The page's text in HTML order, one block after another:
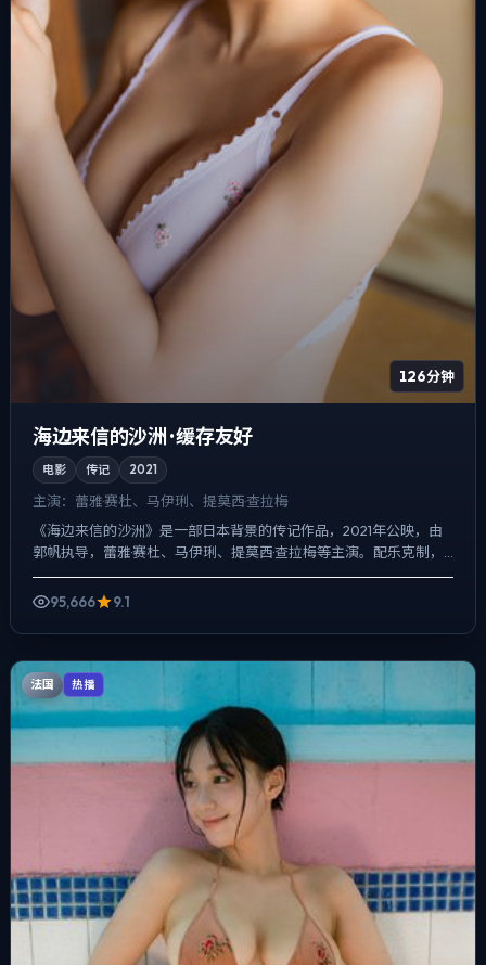
126分钟
海边来信的沙洲 · 缓存友好
电影 传记 2021
主演： 蕾雅·赛杜、马伊琍、提莫西·查拉梅
《海边来信的沙洲》是一部日本背景的传记作品，2021年公映，由
郭帆执导，蕾雅·赛杜、马伊琍、提莫西·查拉梅等主演。配乐克制，
关键场面反而以环境声托情绪，爱情线并不喧宾夺主，却成...
95,666
9.1
法国 热播